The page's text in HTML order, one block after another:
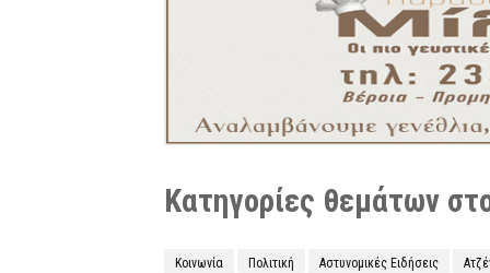
Κατηγορίες θεμάτων
Κοινωνία Πολιτική Αστυνομικές Ειδήσεις